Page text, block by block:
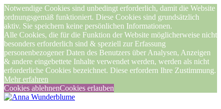
Notwendige Cookies sind unbedingt erforderlich, damit die Website
ordnungsgemäß funktioniert. Diese Cookies sind grundsätzlich
aktiv. Sie speichern keine persönlichen Informationen.
Alle Cookies, die für die Funktion der Website möglicherweise nicht
besonders erforderlich sind & speziell zur Erfassung
personenbezogener Daten des Benutzers über Analysen, Anzeigen
& andere eingebettete Inhalte verwendet werden, werden als nicht
erforderliche Cookies bezeichnet. Diese erfordern Ihre Zustimmung.
Mehr erfahren
Cookies ablehnenCookies erlauben